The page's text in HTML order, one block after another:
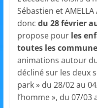
Sébastien et
donc du 28 février
propose pour les
toutes les
animations autour du
décliné sur les deux
park » du 28/02 au
l’homme », du 07/03